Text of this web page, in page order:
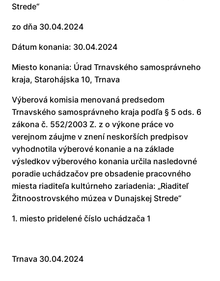
Strede“
zo dňa 30.04.2024
Dátum konania: 30.04.2024
Miesto konania: Úrad Trnavského samosprávneho
kraja, Starohájska 10, Trnava
Výberová komisia menovaná predsedom
Trnavského samosprávneho kraja podľa § 5 ods. 6
zákona č. 552/2003 Z. z o výkone práce vo
verejnom záujme v znení neskorších predpisov
vyhodnotila výberové konanie a na základe
výsledkov výberového konania určila nasledovné
poradie uchádzačov pre obsadenie pracovného
miesta riaditeľa kultúrneho zariadenia: „Riaditeľ
Žitnoostrovského múzea v Dunajskej Strede“
1. miesto pridelené číslo uchádzača 1
Trnava 30.04.2024